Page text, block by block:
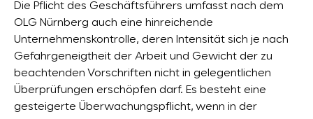
Die Pflicht des Geschäftsführers umfasst nach dem
OLG Nürnberg auch eine hinreichende
Unternehmenskontrolle, deren Intensität sich je nach
Gefahrgeneigtheit der Arbeit und Gewicht der zu
beachtenden Vorschriften nicht in gelegentlichen
Überprüfungen erschöpfen darf. Es besteht eine
gesteigerte Überwachungspflicht, wenn in der